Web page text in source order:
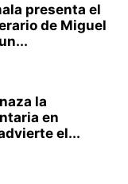
presenta el
de Miguel
la
en
el...